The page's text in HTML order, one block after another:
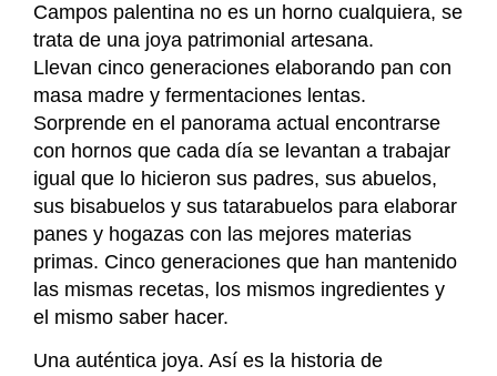
Campos palentina no es un horno cualquiera, se
trata de una joya patrimonial artesana.
Llevan cinco generaciones elaborando pan con
masa madre y fermentaciones lentas.
Sorprende en el panorama actual encontrarse
con hornos que cada día se levantan a trabajar
igual que lo hicieron sus padres, sus abuelos,
sus bisabuelos y sus tatarabuelos para elaborar
panes y hogazas con las mejores materias
primas. Cinco generaciones que han mantenido
las mismas recetas, los mismos ingredientes y
el mismo saber hacer.
Una auténtica joya. Así es la historia de